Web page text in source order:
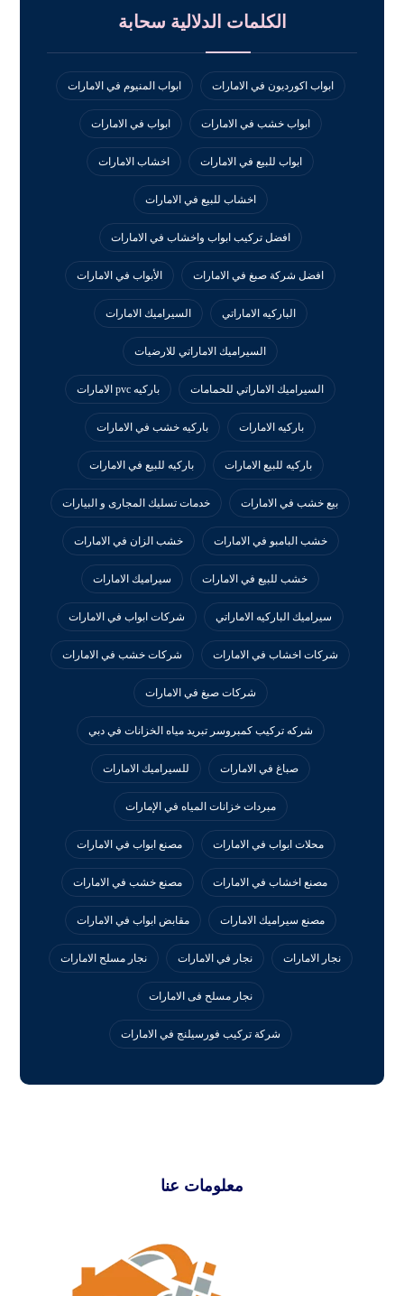
الكلمات الدلالية سحابة
ابواب اكورديون في الامارات ابواب المنيوم في الامارات
ابواب خشب في الامارات ابواب في الامارات
ابواب للبيع في الامارات اخشاب الامارات
اخشاب للبيع في الامارات
افضل تركيب ابواب واخشاب في الامارات
افضل شركة صبغ في الامارات الأبواب في الامارات
الباركيه الاماراتي السيراميك الامارات
السيراميك الاماراتي للارضيات
السيراميك الاماراتي للحمامات باركيه pvc الامارات
باركيه الامارات باركيه خشب في الامارات
باركيه للبيع الامارات باركيه للبيع في الامارات
بيع خشب في الامارات خدمات تسليك المجارى و البيارات
خشب البامبو في الامارات خشب الزان في الامارات
خشب للبيع في الامارات سيراميك الامارات
سيراميك الباركيه الاماراتي شركات ابواب في الامارات
شركات اخشاب في الامارات شركات خشب في الامارات
شركات صبغ في الامارات
شركه تركيب كمبروسر تبريد مياه الخزانات في دبي
صباغ في الامارات للسيراميك الامارات
مبردات خزانات المياه في الإمارات
محلات ابواب في الامارات مصنع ابواب في الامارات
مصنع اخشاب في الامارات مصنع خشب في الامارات
مصنع سيراميك الامارات مقابض ابواب في الامارات
نجار الامارات نجار في الامارات نجار مسلح الامارات
نجار مسلح فى الامارات
‏شركة تركيب فورسيلنج في الامارات
معلومات عنا